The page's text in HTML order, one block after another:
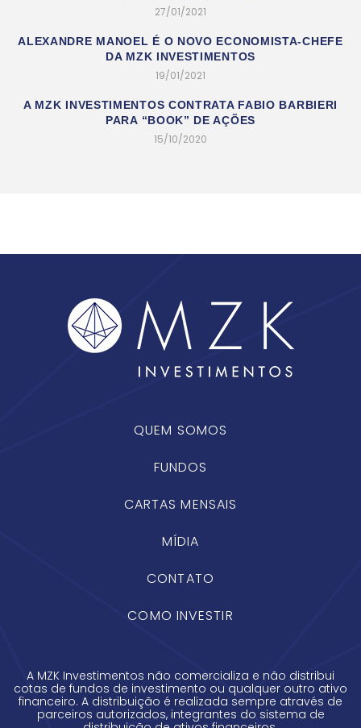
27/01/2021
ALEXANDRE MANOEL É O NOVO ECONOMISTA-CHEFE
DA MZK INVESTIMENTOS
19/01/2021
A MZK INVESTIMENTOS CONTRATA FABIO BARBIERI
PARA “BOOK” DE AÇÕES
15/10/2020
QUEM SOMOS
FUNDOS
CARTAS MENSAIS
MÍDIA
CONTATO
COMO INVESTIR
A MZK Investimentos não comercializa e não distribui
cotas de fundos de investimento ou qualquer outro ativo
financeiro. A distribuição é realizada sempre através de
parceiros autorizados, integrantes do sistema de